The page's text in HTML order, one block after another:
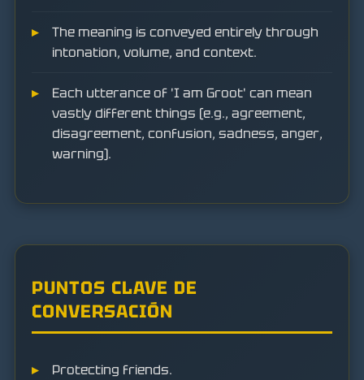
The meaning is conveyed entirely through
intonation, volume, and context.
Each utterance of 'I am Groot' can mean
vastly different things (e.g., agreement,
disagreement, confusion, sadness, anger,
warning).
PUNTOS CLAVE DE
CONVERSACIÓN
Protecting friends.